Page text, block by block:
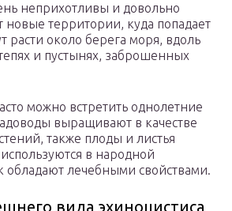
неприхотливы и довольно
новые территории, куда попадает
расти около берега моря, вдоль
и пустынях, заброшенных
можно встретить однолетние
выращивают в качестве
также плоды и листья
в народной
обладают лечебными свойствами.
вида эхиноцистиса